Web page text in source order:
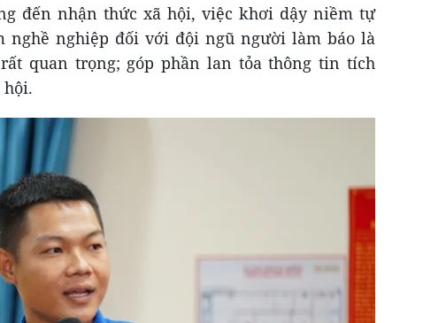
đến nhận thức xã hội, việc khơi dậy niềm tự
nghề nghiệp đối với đội ngũ người làm báo là
quan trọng; góp phần lan tỏa thông tin tích
hội.